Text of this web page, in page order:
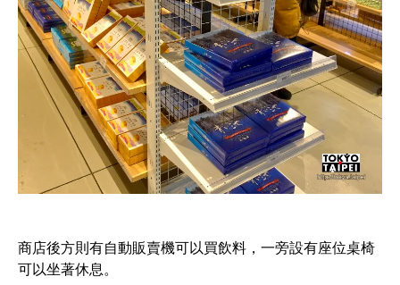
商店後方則有自動販賣機可以買飲料，一旁設有座位桌椅
可以坐著休息。